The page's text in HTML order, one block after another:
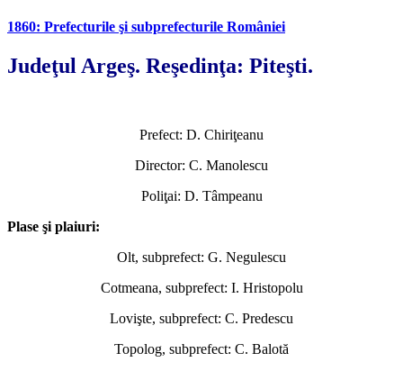
1860: Prefecturile şi subprefecturile României
Judeţul Argeş. Reşedinţa: Piteşti.
Prefect: D. Chiriţeanu
Director: C. Manolescu
Poliţai: D. Tâmpeanu
Plase şi plaiuri:
Olt, subprefect: G. Negulescu
Cotmeana, subprefect: I. Hristopolu
Lovişte, subprefect: C. Predescu
Topolog, subprefect: C. Balotă